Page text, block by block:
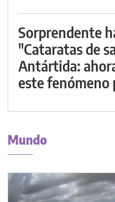
Sorprendente
"Cataratas de
Antártida:
este
Mundo